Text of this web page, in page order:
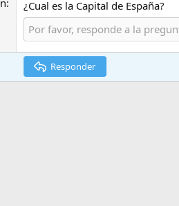
¿Cual es la Capital de España?
Responder